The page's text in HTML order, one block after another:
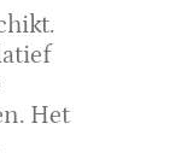
Het